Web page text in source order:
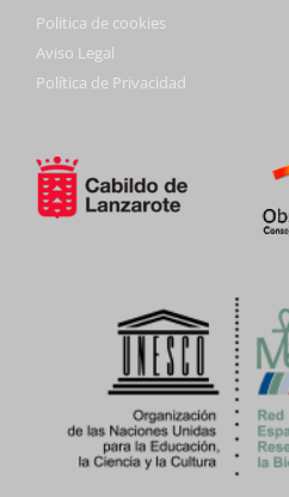
Politica de cookies
Aviso Legal
Política de Privacidad